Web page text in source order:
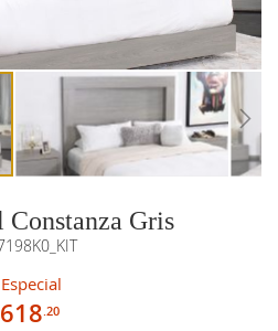
Gris
.20